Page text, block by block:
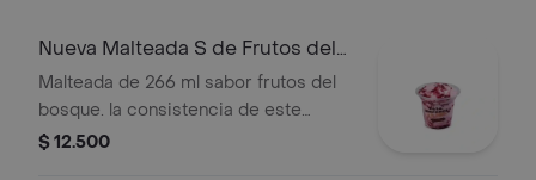
Nueva Malteada S de Frutos del
Bosque
Malteada de 266 ml sabor frutos del
bosque. la consistencia de este
producto puede variar debido al
$ 12.500